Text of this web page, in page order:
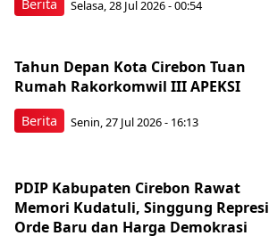
Berita Selasa, 28 Jul 2026 - 00:54
Berita
Tahun Depan Kota Cirebon Tuan
Rumah Rakorkomwil III APEKSI
Senin, 27 Jul 2026 - 16:13
PDIP Kabupaten Cirebon Rawat
Memori Kudatuli, Singgung Represi
Orde Baru dan Harga Demokrasi